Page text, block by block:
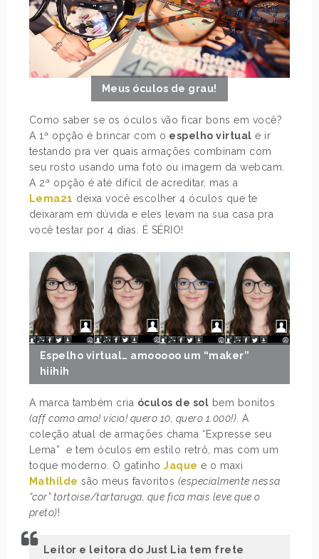
Meus óculos de grau!
Como saber se os óculos vão ficar bons em você?
A 1ª opção é brincar com o espelho virtual e ir
testando pra ver quais armações combinam com
seu rosto usando uma foto ou imagem da webcam.
A 2ª opção é até difícil de acreditar, mas a
Lema21 deixa você escolher 4 óculos que te
deixaram em dúvida e eles levam na sua casa pra
você testar por 4 dias. É SÉRIO!
Espelho virtual… amooooo um “maker”
hiihih
A marca também cria óculos de sol bem bonitos
(aff como amo! vício! quero 10, quero 1.000!). A
coleção atual de armações chama “Expresse seu
Lema” e tem óculos em estilo retrô, mas com um
toque moderno. O gatinhoJaque e o maxi
Mathilde são meus favoritos (especialmente nessa
“cor” tortoise/tartaruga, que fica mais leve que o
preto)!
Leitor e leitora do Just Lia tem frete